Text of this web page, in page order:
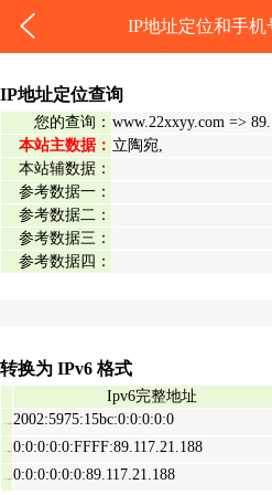
IP地址定位和手机
IP地址定位查询
您的查询： www.22xxyy.com =>
本站主数据： 立陶宛,
本站辅数据：
参考数据一：
参考数据二：
参考数据三：
参考数据四：
转换为 IPv6 格式
Ipv6完整地址
2002:5975:15bc:0:0:0:0:0
0:0:0:0:0:FFFF:89.117.21.188
0:0:0:0:0:0:89.117.21.188